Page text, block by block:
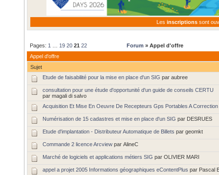
Les inscriptions sont
Pages: 1 19 20 21 22 Forum » Appel d'offre
Appel d'offre
Sujet
Etude de faisabilité pour la mise en place d'un SIG par aubree
consultation pour une étude d'opportunité d'un guide de conseils CERTU
par magali di salvo
Acquisition Et Mise En Oeuvre De Recepteurs Gps Portables A Correction
Numérisation de 15 cadastres et mise en place d'un SIG par DESRUES
Etude d'implantation - Distributeur Automatique de Billets par geomkt
Commande 2 licence Arcview par AlineC
Marché de logiciels et applications métiers SIG par OLIVIER MARI
appel a projet 2005 Informations géographiques eContentPlus par Pascal